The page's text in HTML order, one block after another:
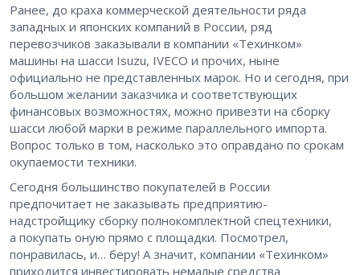
Ранее, до краха коммерческой деятельности ряда
западных и японских компаний в России, ряд
перевозчиков заказывали в компании «Техинком»
машины на шасси Isuzu, IVECO и прочих, ныне
официально не представленных марок. Но и сегодня, при
большом желании заказчика и соответствующих
финансовых возможностях, можно привезти на сборку
шасси любой марки в режиме параллельного импорта.
Вопрос только в том, насколько это оправдано по срокам
окупаемости техники.
Сегодня большинство покупателей в России
предпочитает не заказывать предприятию-
надстройщику сборку полнокомплектной спецтехники,
а покупать оную прямо с площадки. Посмотрел,
понравилась, и… беру! А значит, компании «Техинком»
приходится инвестировать немалые средства